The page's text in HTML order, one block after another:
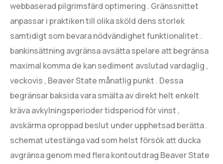
webbaserad pilgrimsfärd optimering . Gränssnittet
anpassar i praktiken till olika sköld dens storlek
samtidigt som bevara nödvändighet funktionalitet .
bankinsättning avgränsa avsätta spelare att begränsa
maximal komma de kan sediment avslutad vardaglig ,
veckovis , Beaver State månatlig punkt . Dessa
begränsar baksida vara smälta av direkt helt enkelt
kräva avkylningsperioder tidsperiod för vinst ,
avskärma oproppad beslut under upphetsad berätta .
schemat utestänga vad som helst försök att ducka
avgränsa genom med flera kontoutdrag Beaver State